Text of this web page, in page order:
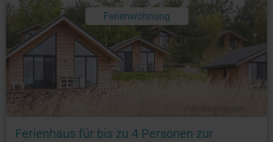
Ferienwohnung
Ferienhaus für bis zu 4 Personen zur